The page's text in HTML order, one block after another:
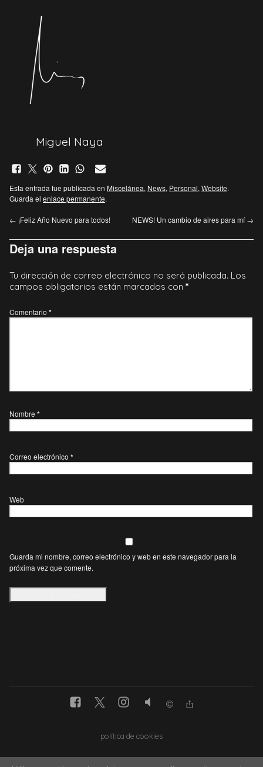
Miguel Naya
Esta entrada fue publicada en Miscelánea, News, Personal, Website.
Guarda el enlace permanente.
← ¡Feliz Año Nuevo para todos! NEWS! Un cambio de aires para mí→
Deja una respuesta
Tu dirección de correo electrónico no será publicada. Los
campos obligatorios están marcados con *
Comentario *
Nombre *
Correo electrónico *
Web
Guarda mi nombre, correo electrónico y web en este navegador para la
próxima vez que comente.
política de cookies